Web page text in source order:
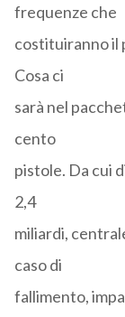
frequenze che
costituiranno il
Cosa ci
sarà nel
cento
pistole. Da cui
2,4
miliardi,
caso di
fallimento,